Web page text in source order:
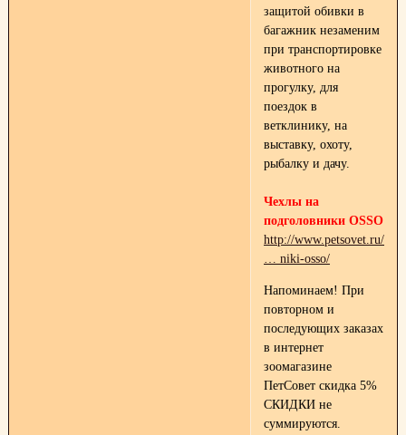
защитой обивки в
багажник незаменим
при транспортировке
животного на
прогулку, для
поездок в
ветклинику, на
выставку, охоту,
рыбалку и дачу.
Чехлы на
подголовники OSSO
http://www.petsovet.ru/
… niki-osso/
Напоминаем! При
повторном и
последующих заказах
в интернет
зоомагазине
ПетСовет скидка 5%
СКИДКИ не
суммируются.